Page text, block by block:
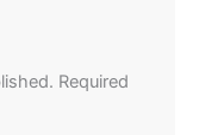
Required